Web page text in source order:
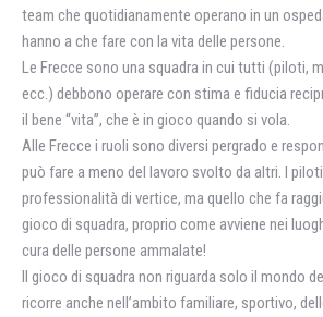
team che quotidianamente operano in un
hanno a che fare con la vita delle persone.
Le Frecce sono una squadra in cui tutti (piloti,
ecc.) debbono operare con stima e fiducia
il bene “vita”, che è in gioco quando si vola.
Alle Frecce i ruoli sono diversi pergrado e
può fare a meno del lavoro svolto da altri. I
professionalità di vertice, ma quello che fa
gioco di squadra, proprio come avviene nei
cura delle persone ammalate!
Il gioco di squadra non riguarda solo il mondo
ricorre anche nell’ambito familiare, sportivo,